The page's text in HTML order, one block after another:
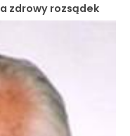
zdrowy rozsądek